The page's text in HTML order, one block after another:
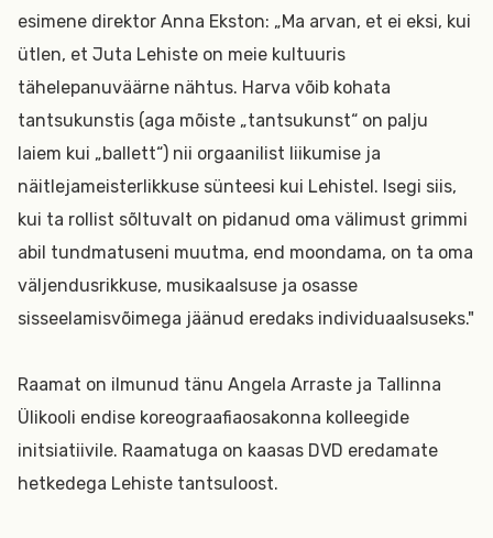
esimene direktor Anna Ekston: „Ma arvan, et ei eksi, kui
ütlen, et Juta Lehiste on meie kultuuris
tähelepanuväärne nähtus. Harva võib kohata
tantsukunstis (aga mõiste „tantsukunst“ on palju
laiem kui „ballett“) nii orgaanilist liikumise ja
näitlejameisterlikkuse sünteesi kui Lehistel. Isegi siis,
kui ta rollist sõltuvalt on pidanud oma välimust grimmi
abil tundmatuseni muutma, end moondama, on ta oma
väljendusrikkuse, musikaalsuse ja osasse
sisseelamisvõimega jäänud eredaks individuaalsuseks."
Raamat on ilmunud tänu Angela Arraste ja Tallinna
Ülikooli endise koreograafiaosakonna kolleegide
initsiatiivile. Raamatuga on kaasas DVD eredamate
hetkedega Lehiste tantsuloost.